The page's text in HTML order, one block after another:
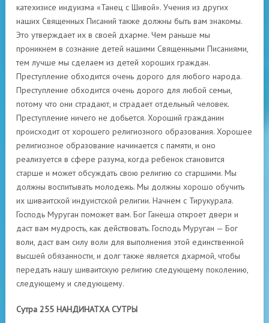
катехизисе индуизма «Танец с Шивой». Учения из других
наших Священных Писаний также должны быть вам знакомы.
Это утверждает их в своей дхарме. Чем раньше мы
проникнем в сознание детей нашими Священными Писаниями,
тем лучше мы сделаем из детей хороших граждан.
Преступление обходится очень дорого для любого народа.
Преступление обходится очень дорого для любой семьи,
потому что они страдают, и страдает отдельный человек.
Преступление ничего не добьется. Хороший гражданин
происходит от хорошего религиозного образования. Хорошее
религиозное образование начинается с памяти, и оно
реализуется в сфере разума, когда ребенок становится
старше и может обсуждать свою религию со старшими. Мы
должны воспитывать молодежь. Мы должны хорошо обучить
их шиваитской индуистской религии. Начнем с Тирукурала.
Господь Муруган поможет вам. Бог Ганеша откроет двери и
даст вам мудрость, как действовать. Господь Муруган — Бог
воли, даст вам силу воли для выполнения этой единственной
высшей обязанности, и долг также является дхармой, чтобы
передать нашу шиваитскую религию следующему поколению,
следующему и следующему.
Сутра 255 НАНДИНАТХА СУТРЫ